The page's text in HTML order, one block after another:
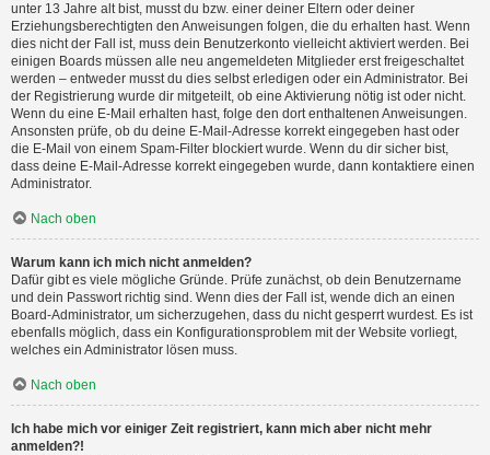
unter 13 Jahre alt bist, musst du bzw. einer deiner Eltern oder deiner
Erziehungsberechtigten den Anweisungen folgen, die du erhalten hast. Wenn
dies nicht der Fall ist, muss dein Benutzerkonto vielleicht aktiviert werden. Bei
einigen Boards müssen alle neu angemeldeten Mitglieder erst freigeschaltet
werden – entweder musst du dies selbst erledigen oder ein Administrator. Bei
der Registrierung wurde dir mitgeteilt, ob eine Aktivierung nötig ist oder nicht.
Wenn du eine E-Mail erhalten hast, folge den dort enthaltenen Anweisungen.
Ansonsten prüfe, ob du deine E-Mail-Adresse korrekt eingegeben hast oder
die E-Mail von einem Spam-Filter blockiert wurde. Wenn du dir sicher bist,
dass deine E-Mail-Adresse korrekt eingegeben wurde, dann kontaktiere einen
Administrator.
Nach oben
Warum kann ich mich nicht anmelden?
Dafür gibt es viele mögliche Gründe. Prüfe zunächst, ob dein Benutzername
und dein Passwort richtig sind. Wenn dies der Fall ist, wende dich an einen
Board-Administrator, um sicherzugehen, dass du nicht gesperrt wurdest. Es ist
ebenfalls möglich, dass ein Konfigurationsproblem mit der Website vorliegt,
welches ein Administrator lösen muss.
Nach oben
Ich habe mich vor einiger Zeit registriert, kann mich aber nicht mehr
anmelden?!